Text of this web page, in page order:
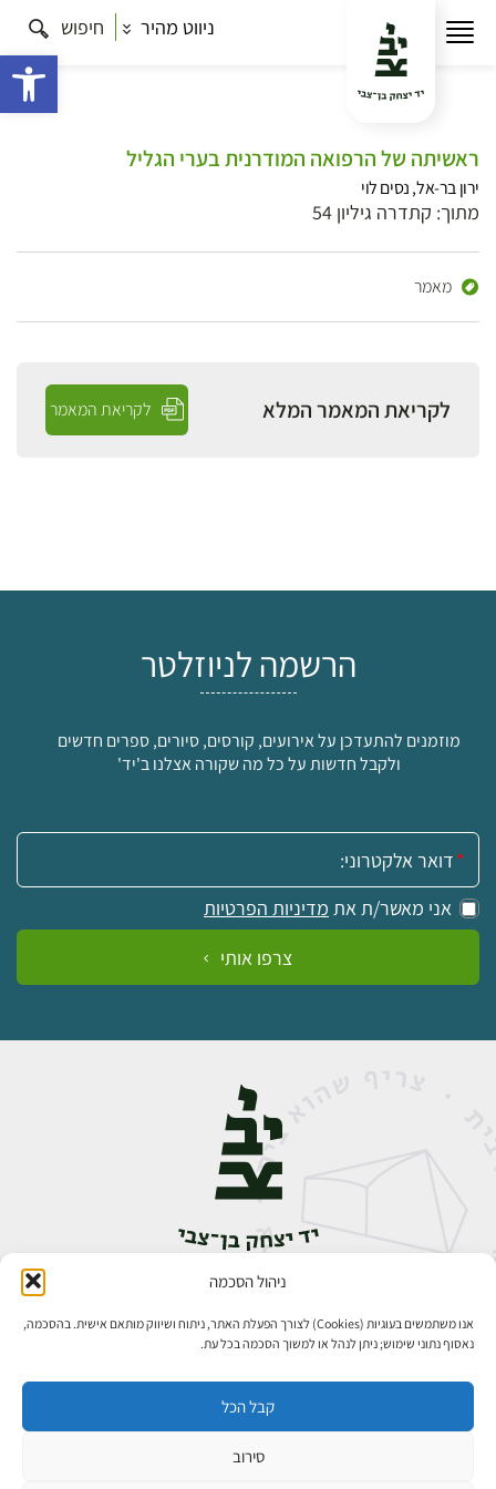
ניהול הסכמה
אנו משתמשים בעוגיות (Cookies) לצורך הפעלת האתר, ניתוח ושיווק מותאם אישית. בהסכמה,
נאסוף נתוני שימוש; ניתן לנהל או למשוך הסכמה בכל עת.
קבל הכל
סירוב
ניווט מהיר חיפוש
ראשיתה של הרפואה המודרנית בערי הגליל
ירון בר-אל, נסים לוי
מתוך: קתדרה גיליון 54
מאמר
לקריאת המאמר המלא לקריאת המאמר
הרשמה לניוזלטר
מוזמנים להתעדכן על אירועים, קורסים, סיורים, ספרים חדשים
ולקבל חדשות על כל מה שקורה אצלנו ב'יד'
אימייל:
אני מאשר/ת את מדיניות הפרטיות
צרפו אותי
אבן גבירול 14, רחביה, ירושלים